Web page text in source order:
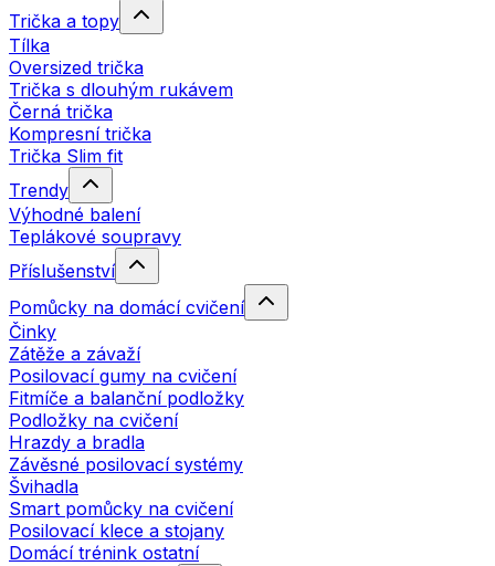
Trička a topy
Tílka
Oversized trička
Trička s dlouhým rukávem
Černá trička
Kompresní trička
Trička Slim fit
Trendy
Výhodné balení
Teplákové soupravy
Příslušenství
Pomůcky na domácí cvičení
Činky
Zátěže a závaží
Posilovací gumy na cvičení
Fitmíče a balanční podložky
Podložky na cvičení
Hrazdy a bradla
Závěsné posilovací systémy
Švihadla
Smart pomůcky na cvičení
Posilovací klece a stojany
Domácí trénink ostatní